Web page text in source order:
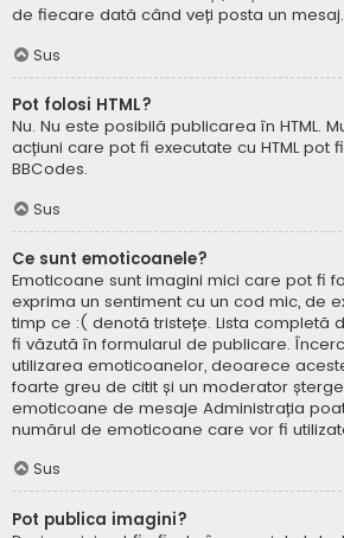
de fiecare dată când veți posta un mesaj.
Sus
Pot folosi HTML?
Nu. Nu este posibilă publicarea în HTML.
acțiuni care pot fi executate cu HTML pot
BBCodes.
Sus
Ce sunt emoticoanele?
Emoticoane sunt imagini mici care pot fi
exprima un sentiment cu un cod mic, de
timp ce :( denotă tristețe. Lista completă
fi văzută în formularul de publicare.
utilizarea emoticoanelor, deoarece
foarte greu de citit și un moderator
emoticoane de mesaje Administrația
numărul de emoticoane care vor fi
Sus
Pot publica imagini?